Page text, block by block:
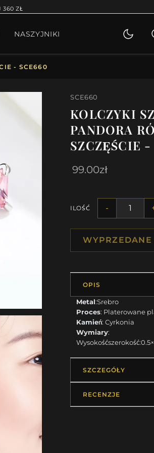
360 ZŁBRANSOLETKI
NASZYJNIKI
- SCE660
SCE660
KOLCZYKI
PANDORA
SZCZĘŚCIE
99.00zł
ILOŚĆ -
WYPRZEDANE
OPIS
Metal:Srebro
Proces: Platerowane
Kamień: Cyrkonia
Wymiary:
SZCZEGÓŁY
RECENZJE